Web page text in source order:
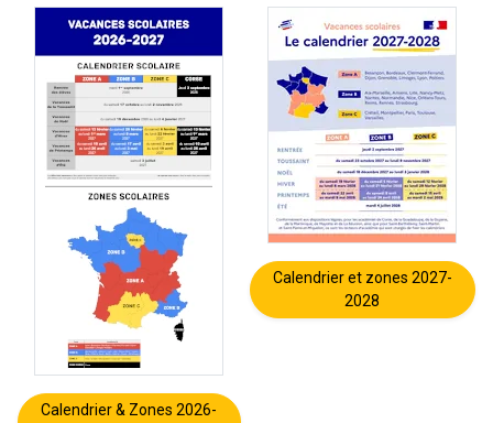
Calendrier & Zones 2026-
Calendrier et zones 2027-
2028